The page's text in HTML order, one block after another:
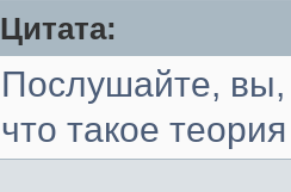
Цитата:
Послушайте, вы,
что такое